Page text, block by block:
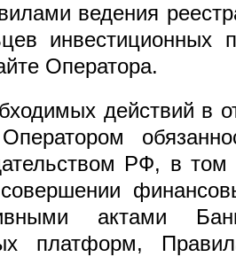
ведения
инвестиционных
Оператора.
действий в
РФ, в
актами
платформ,